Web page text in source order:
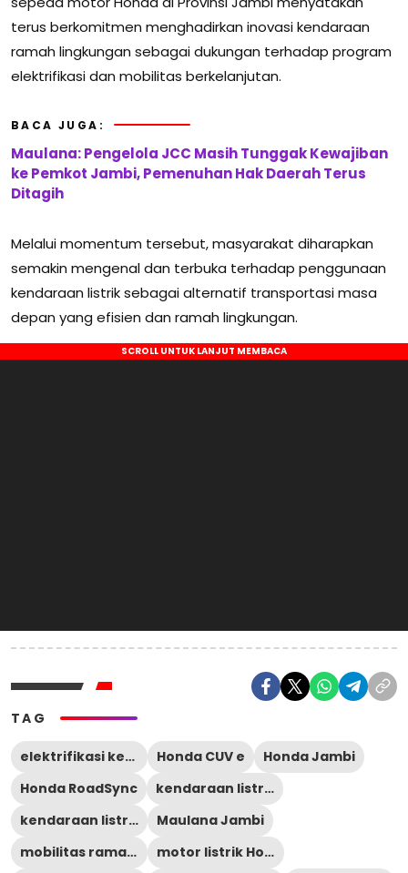
terus berkomitmen menghadirkan inovasi kendaraan
ramah lingkungan sebagai dukungan terhadap program
elektrifikasi dan mobilitas berkelanjutan.
BACA JUGA:
Maulana: Pengelola JCC Masih Tunggak Kewajiban
ke Pemkot Jambi, Pemenuhan Hak Daerah Terus
Ditagih
Melalui momentum tersebut, masyarakat diharapkan
semakin mengenal dan terbuka terhadap penggunaan
kendaraan listrik sebagai alternatif transportasi masa
depan yang efisien dan ramah lingkungan.
TAG
elektrifikasi kendaraan Honda CUV e
Honda Jambi
Honda RoadSync
kendaraan listrik Indonesia
kendaraan listrik Jambi
Maulana Jambi
mobilitas ramah lingkungan
motor listrik Honda